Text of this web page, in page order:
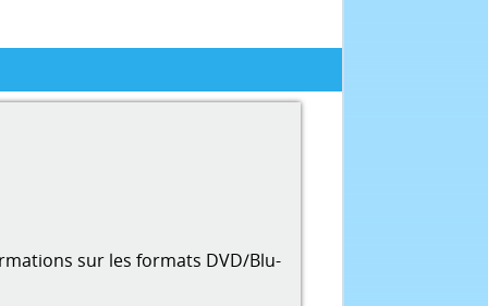
sur les formats DVD/Blu-